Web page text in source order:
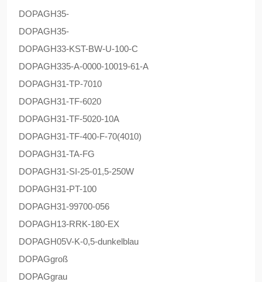
DOPAGH35-
DOPAGH35-
DOPAGH33-KST-BW-U-100-C
DOPAGH335-A-0000-10019-61-A
DOPAGH31-TP-7010
DOPAGH31-TF-6020
DOPAGH31-TF-5020-10A
DOPAGH31-TF-400-F-70(4010)
DOPAGH31-TA-FG
DOPAGH31-SI-25-01,5-250W
DOPAGH31-PT-100
DOPAGH31-99700-056
DOPAGH13-RRK-180-EX
DOPAGH05V-K-0,5-dunkelblau
DOPAGgroß
DOPAGgrau